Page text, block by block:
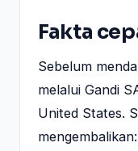
Fakta
Sebelum
melalui Gandi
United States.